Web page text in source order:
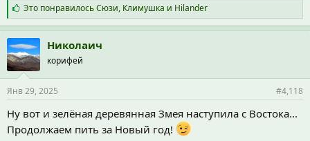
С
и
м
п
а
т
и
:
Это понравилосьСюзи, Климушка и Hilander
Николаич
корифей
Янв 29, 2025 #4,118
Ну вот и зелёная деревянная Змея наступила с Востока...
Продолжаем пить за Новый год!